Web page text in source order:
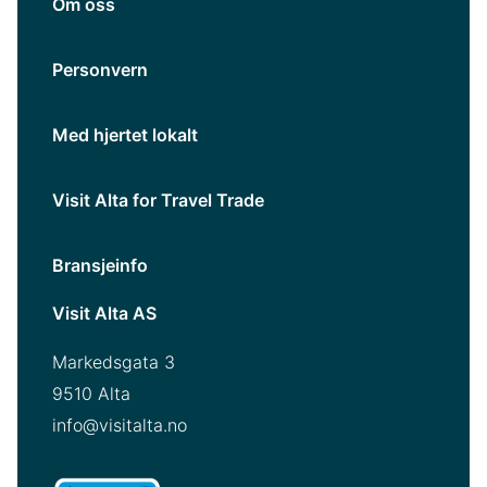
Personvern
Med hjertet lokalt
Visit Alta for Travel Trade
Bransjeinfo
Visit Alta AS
Markedsgata 3
9510 Alta
info@visitalta.no